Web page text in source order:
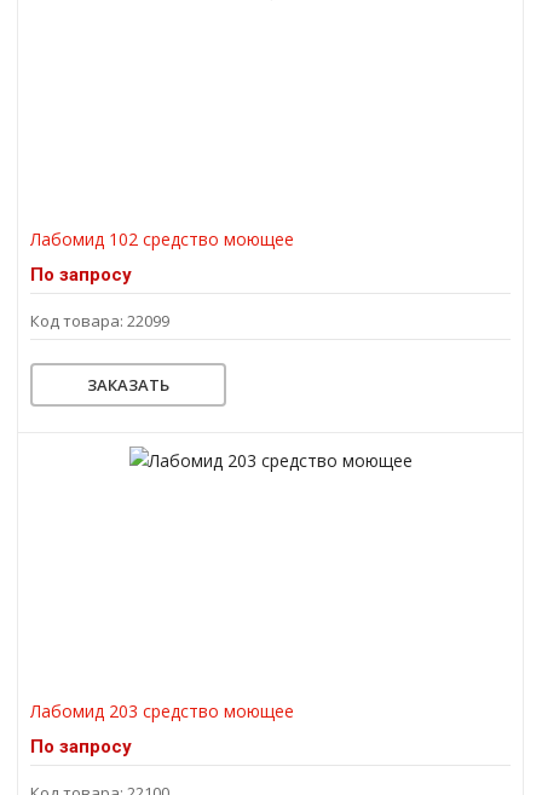
Лабомид 102 средство моющее
По запросу
Код товара: 22099
ЗАКАЗАТЬ
Лабомид 203 средство моющее
По запросу